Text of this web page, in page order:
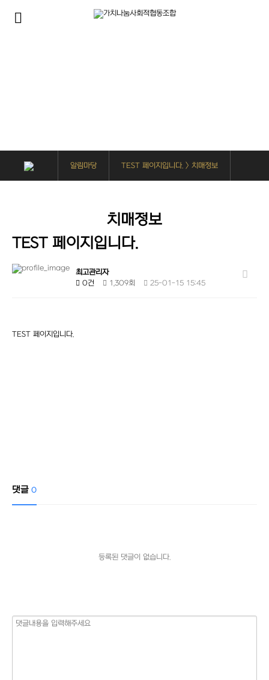
알림마당 TEST 페이지입니다. > 치매정보
치매정보
TEST 페이지입니다.
최고관리자
0건
1,309회 25-01-15 15:45
TEST 페이지입니다.
댓글 0
등록된 댓글이 없습니다.